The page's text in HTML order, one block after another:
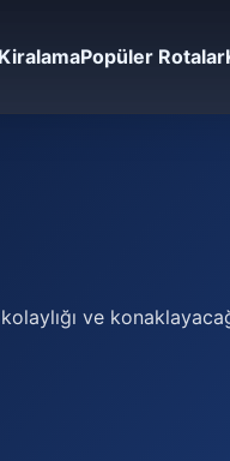
Popüler Rotalar
ve